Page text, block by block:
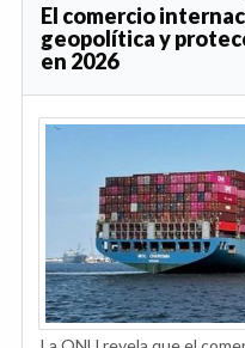
El comercio
geopolítica y
en 2026